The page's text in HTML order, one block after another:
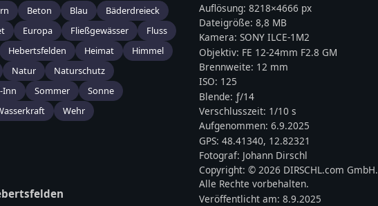
Beton Blau
Bäderdreieck
Europa Fließgewässer
Fluss
Hebertsfelden Heimat
Himmel
Natur
Naturschutz
Inn Sommer
Sonne
Wehr
Auflösung:8218×4666 px
Dateigröße:8,8 MB
Kamera:SONY ILCE-1M2
Objektiv: FE 12-24mm F2.8 GM
Brennweite: 12 mm
ISO: 125
Blende: ƒ/14
Verschlusszeit: 1/10 s
Aufgenommen:6.9.2025
GPS:48.41340, 12.82321
Fotograf: Johann Dirschl
Copyright:© 2026 DIRSCHL.com GmbH.
Alle Rechte vorbehalten.
Veröffentlicht am:8.9.2025